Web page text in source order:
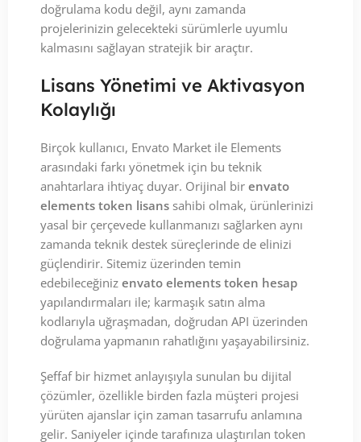
doğrulama kodu değil, aynı zamanda
projelerinizin gelecekteki sürümlerle uyumlu
kalmasını sağlayan stratejik bir araçtır.
Lisans Yönetimi ve Aktivasyon
Kolaylığı
Birçok kullanıcı, Envato Market ile Elements
arasındaki farkı yönetmek için bu teknik
anahtarlara ihtiyaç duyar. Orijinal bir envato
elements token lisans sahibi olmak, ürünlerinizi
yasal bir çerçevede kullanmanızı sağlarken aynı
zamanda teknik destek süreçlerinde de elinizi
güçlendirir. Sitemiz üzerinden temin
edebileceğiniz envato elements token hesap
yapılandırmaları ile; karmaşık satın alma
kodlarıyla uğraşmadan, doğrudan API üzerinden
doğrulama yapmanın rahatlığını yaşayabilirsiniz.
Şeffaf bir hizmet anlayışıyla sunulan bu dijital
çözümler, özellikle birden fazla müşteri projesi
yürüten ajanslar için zaman tasarrufu anlamına
gelir. Saniyeler içinde tarafınıza ulaştırılan token